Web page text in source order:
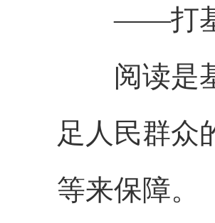
——打基
阅读是基
足人民群众
等来保障。